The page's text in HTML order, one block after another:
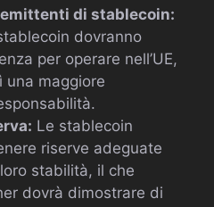
di stablecoin:
dovranno
per operare nell’UE,
una maggiore
Le stablecoin
riserve adeguate
stabilità, il che
dovrà dimostrare di